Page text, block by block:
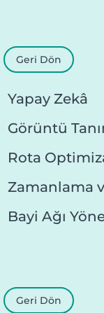
Geri Dön
Yapay Zekâ
Görüntü
Rota
Zamanlama
Bayi Ağı
Geri Dön